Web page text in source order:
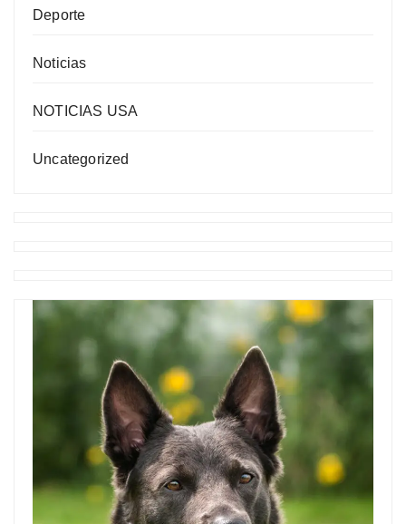
Deporte
Noticias
NOTICIAS USA
Uncategorized